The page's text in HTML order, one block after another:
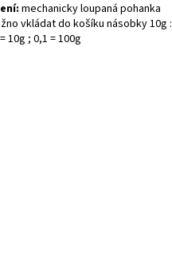
mechanicky loupaná pohanka
vkládat do košíku násobky 10g :
10g ; 0,1 = 100g